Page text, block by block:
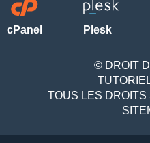
cPanel Plesk
© DROIT
TOUS LES